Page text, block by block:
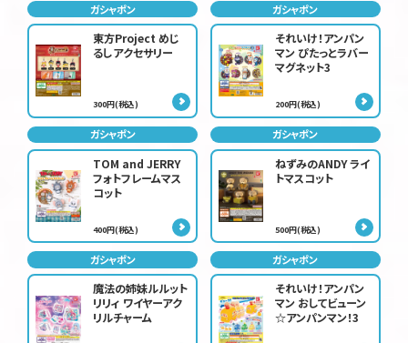
ガシャポン
東方Project めじ
るしアクセサリー
300円(税込)
ガシャポン
それいけ！アンパン
マン ぴたっとラバー
マグネット3
200円(税込)
ガシャポン
TOM and JERRY
フォトフレームマス
コット
400円(税込)
ガシャポン
ねずみのANDY ライ
トマスコット
500円(税込)
ガシャポン
魔法の姉妹ルルット
リリィ ワイヤーアク
リルチャーム
ガシャポン
それいけ！アンパン
マン おしてビューン
☆アンパンマン！3